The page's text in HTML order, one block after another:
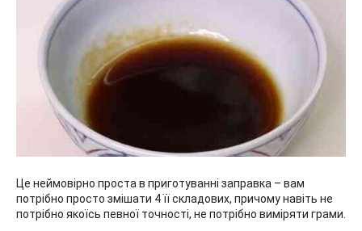
Це неймовірно проста в приготуванні заправка – вам
потрібно просто змішати 4 її складових, причому навіть не
потрібно якоїсь певної точності, не потрібно виміряти грами.